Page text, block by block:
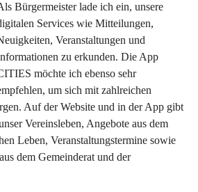
Bürgermeister lade ich ein, unsere
Services wie Mitteilungen,
Veranstaltungen und
zu erkunden. Die App
möchte ich ebenso sehr
um sich mit zahlreichen
Auf der Website und in der App gibt
Vereinsleben, Angebote aus dem
Leben, Veranstaltungstermine sowie
dem Gemeinderat und der